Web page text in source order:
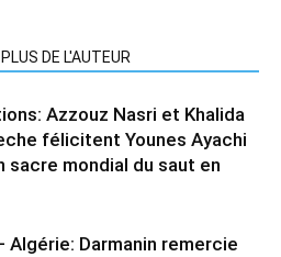
PLUS DE L'AUTEUR
Azzouz Nasri et Khalida
félicitent Younes Ayachi
sacre mondial du saut en
Algérie: Darmanin remercie